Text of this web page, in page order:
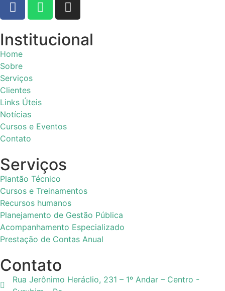
Institucional
Home
Sobre
Serviços
Clientes
Links Úteis
Notícias
Cursos e Eventos
Contato
Serviços
Plantão Técnico
Cursos e Treinamentos
Recursos humanos
Planejamento de Gestão Pública
Acompanhamento Especializado
Prestação de Contas Anual
Contato
Rua Jerônimo Heráclio, 231 – 1º Andar – Centro -